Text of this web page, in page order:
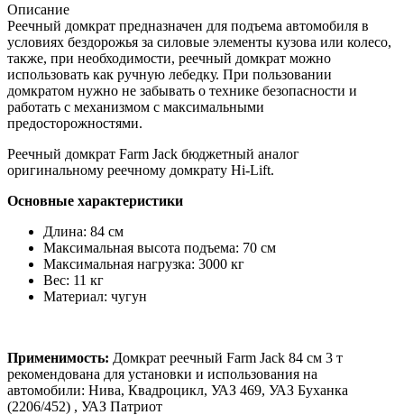
Описание
Реечный домкрат предназначен для подъема автомобиля в
условиях бездорожья за силовые элементы кузова или колесо,
также, при необходимости, реечный домкрат можно
использовать как ручную лебедку. При пользовании
домкратом нужно не забывать о технике безопасности и
работать с механизмом с максимальными
предосторожностями.
Реечный домкрат Farm Jack бюджетный аналог
оригинальному реечному домкрату Hi-Lift.
Основные характеристики
Длина: 84 см
Максимальная высота подъема: 70 см
Максимальная нагрузка: 3000 кг
Вес: 11 кг
Материал: чугун
Применимость: Домкрат реечный Farm Jack 84 см 3 т
рекомендована для установки и использования на
автомобили: Нива, Квадроцикл, УАЗ 469, УАЗ Буханка
(2206/452) , УАЗ Патриот